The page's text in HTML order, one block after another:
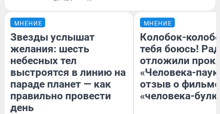
МНЕНИЕ
Звезды услышат
желания: шесть
небесных тел
выстроятся в линию на
параде планет — как
правильно провести
день
МНЕНИЕ
Колобок-
тебя боюсь!
отложили
«Человека-
отзыв о
«человека-